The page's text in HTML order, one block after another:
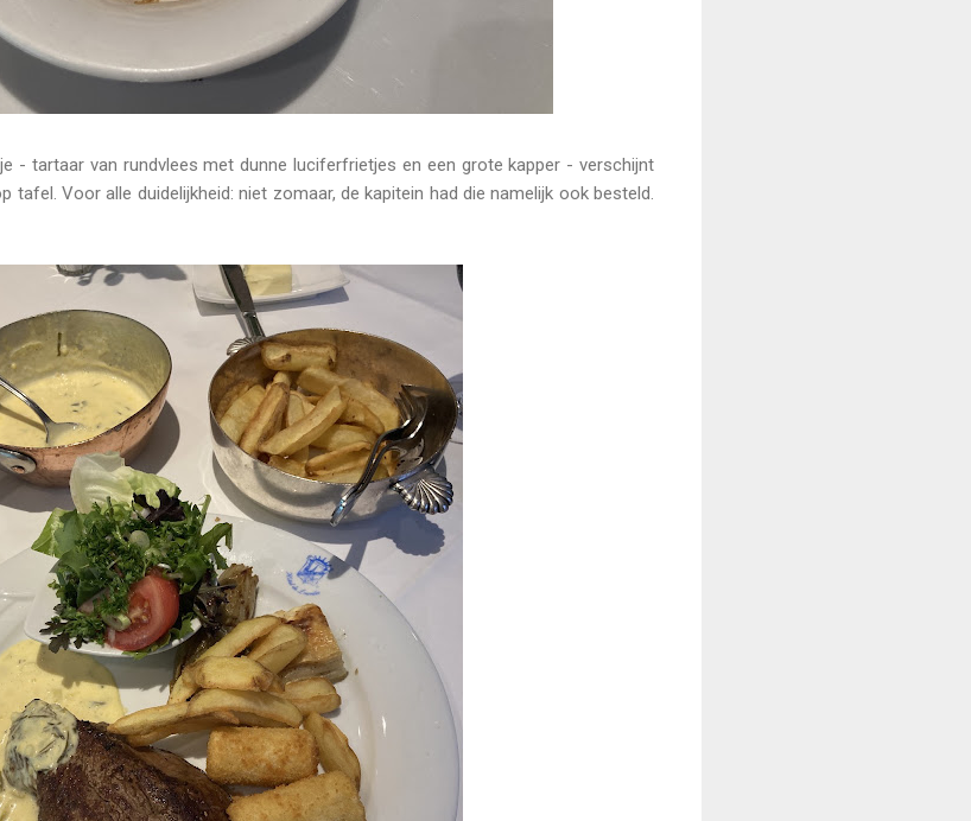
- tartaar van rundvlees met dunne luciferfrietjes en een grote kapper - verschijnt
tafel. Voor alle duidelijkheid: niet zomaar, de kapitein had die namelijk ook besteld.